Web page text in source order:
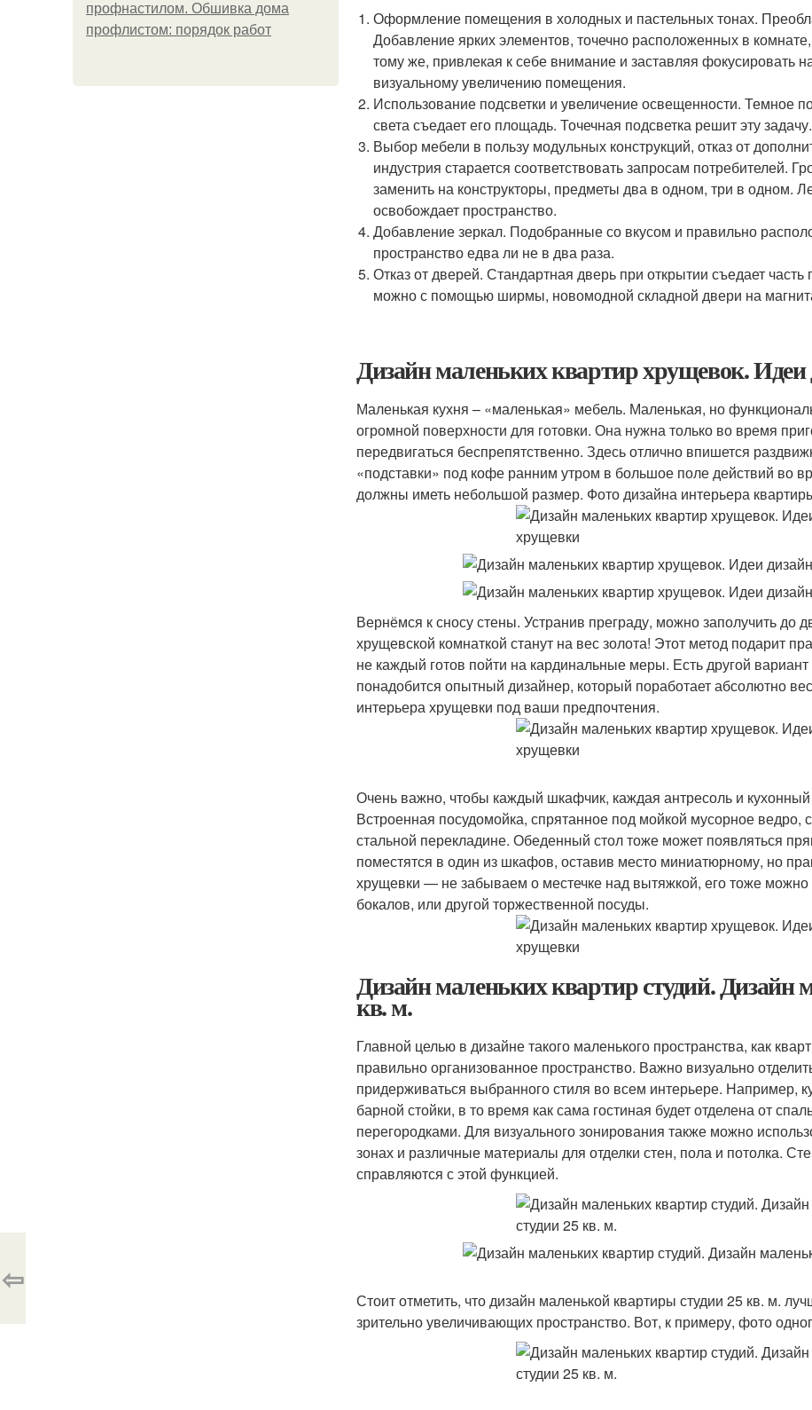
профнастилом. Обшивка дома
профлистом: порядок работ
Оформление помещения в холодных и пастельных тонах.
Добавление ярких элементов, точечно расположенных в
тому же, привлекая к себе внимание и заставляя фокусировать
визуальному увеличению помещения.
Использование подсветки и увеличение освещенности. Темное
света съедает его площадь. Точечная подсветка решит эту задачу.
Выбор мебели в пользу модульных конструкций, отказ от
индустрия старается соответствовать запросам потребителей.
заменить на конструкторы, предметы два в одном, три в одном.
освобождает пространство.
Добавление зеркал. Подобранные со вкусом и правильно
пространство едва ли не в два раза.
Отказ от дверей. Стандартная дверь при открытии съедает
можно с помощью ширмы, новомодной складной двери на
Дизайн маленьких квартир хрущевок.
Маленькая кухня – «маленькая» мебель. Маленькая, но
огромной поверхности для готовки. Она нужна только во время
передвигаться беспрепятственно. Здесь отлично впишется
«подставки» под кофе ранним утром в большое поле действий во
должны иметь небольшой размер. Фото дизайна интерьера
Вернёмся к сносу стены. Устранив преграду, можно заполучить до
хрущевской комнаткой станут на вес золота! Этот метод подарит
не каждый готов пойти на кардинальные меры. Есть другой
понадобится опытный дизайнер, который поработает абсолютно
интерьера хрущевки под ваши предпочтения.
Очень важно, чтобы каждый шкафчик, каждая антресоль и
Встроенная посудомойка, спрятанное под мойкой мусорное
стальной перекладине. Обеденный стол тоже может появляться
поместятся в один из шкафов, оставив место миниатюрному, но
хрущевки — не забываем о местечке над вытяжкой, его тоже можно
бокалов, или другой торжественной посуды.
Дизайн маленьких квартир студий. Дизайн
кв. м.
Главной целью в дизайне такого маленького пространства, как
правильно организованное пространство. Важно визуально
придерживаться выбранного стиля во всем интерьере. Например,
барной стойки, в то время как сама гостиная будет отделена от
перегородками. Для визуального зонирования также можно
зонах и различные материалы для отделки стен, пола и потолка.
справляются с этой функцией.
Стоит отметить, что дизайн маленькой квартиры студии 25 кв. м.
зрительно увеличивающих пространство. Вот, к примеру, фото
⇦